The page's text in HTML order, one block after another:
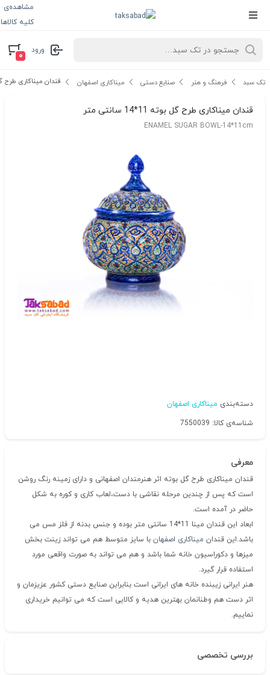
مشاهده‌ی
کلیه کالاها
ورود
۰
تک سبد فرهنگ و هنر صنایع دستی میناکاری اصفهان قندان میناکاری طرح گل بوته
قندان میناکاری طرح گل بوته 11*14 سانتی متر
ENAMEL SUGAR BOWL-14*11cm
دسته‌بندی میناکاری اصفهان
شناسه‌ی کالا: 7550039
معرفی
قندان میناکاری طرح گل بوته اثر هنرمندان اصفهانی و دارای زمینه رنگ روشن
است که پس از چندین مرحله نقاشی با دست،لعاب کاری و کوره به شکل
حاضر در آمده است.
ابعاد این قندان مینا 11*14 سانتی متر بوده و جنس بدنه از فلز مس می
باشد.این قندان میناکاری اصفهان با سایز متوسط هم می تواند زینت بخش
میزها و دکوراسیون خانه شما باشد و هم می تواند به صورت واقعی مورد
استفاده قرار گیرد.
هنر ایرانی زیبنده خانه های ایرانی است بنابراین صنایع دستی کشور عزیزمان و
اثر دست هم وطنانمان بهترین هدیه و کالایی است که می توانیم خریداری
نماییم.
بررسی تخصصی